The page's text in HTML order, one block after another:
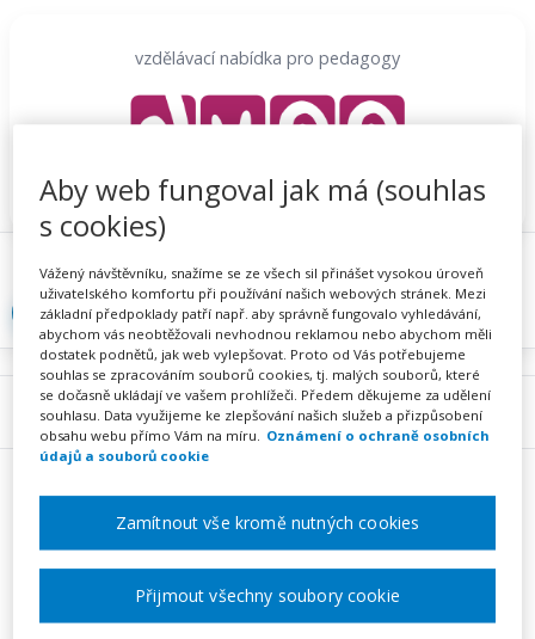
vzdělávací nabídka pro pedagogy
Proč se registrovat Hlídací sojka
Registrace
Přihlásit
Požadovaná akce nebyla nalezena.
Menu
Aby web fungoval jak má (souhlas
s cookies)
Vážený návštěvníku, snažíme se ze všech sil přinášet vysokou úroveň
uživatelského komfortu při používání našich webových stránek. Mezi
základní předpoklady patří např. aby správně fungovalo vyhledávání,
abychom vás neobtěžovali nevhodnou reklamou nebo abychom měli
dostatek podnětů, jak web vylepšovat. Proto od Vás potřebujeme
souhlas se zpracováním souborů cookies, tj. malých souborů, které
se dočasně ukládají ve vašem prohlížeči. Předem děkujeme za udělení
souhlasu. Data využijeme ke zlepšování našich služeb a přizpůsobení
obsahu webu přímo Vám na míru. Oznámení o ochraně osobních
údajů a souborů cookie
Zamítnout vše kromě nutných cookies
Přijmout všechny soubory cookie